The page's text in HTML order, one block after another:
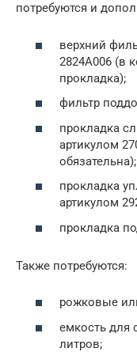
потребуются и
верхний
2824A006 (в
прокладка);
фильтр
прокладка
артикулом
обязательна);
прокладка
артикулом
прокладка
Также потребуются:
рожковые
емкость для
литров;